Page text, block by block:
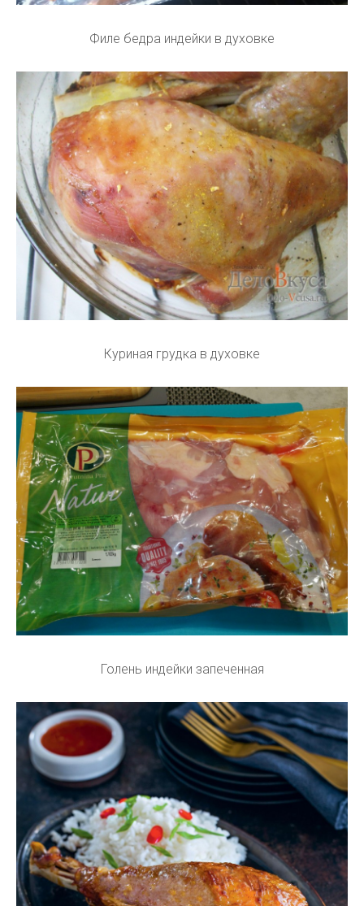
Филе бедра индейки в духовке
Куриная грудка в духовке
Голень индейки запеченная